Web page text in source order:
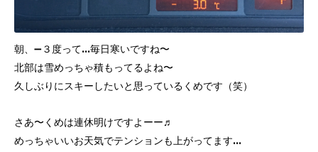
朝、➖３度って…毎日寒いですね〜
北部は雪めっちゃ積もってるよね〜
久しぶりにスキーしたいと思っているくめです（笑）
さあ〜くめは連休明けですよーー♬
めっちゃいいお天気でテンションも上がってます…